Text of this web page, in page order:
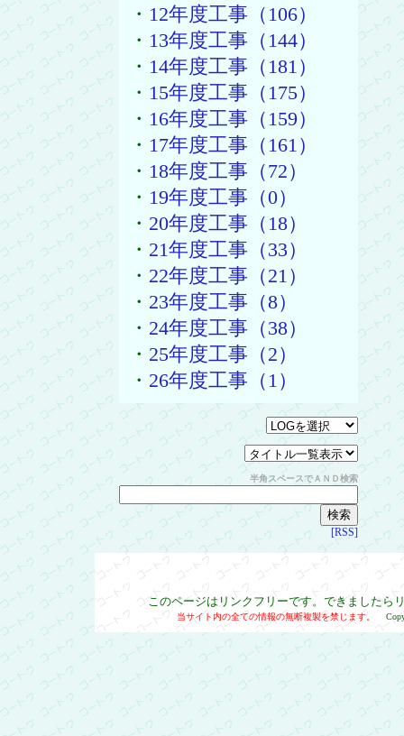
・ 12年度工事（106）
・ 13年度工事（144）
・ 14年度工事（181）
・ 15年度工事（175）
・ 16年度工事（159）
・ 17年度工事（161）
・ 18年度工事（72）
・ 19年度工事（0）
・ 20年度工事（18）
・ 21年度工事（33）
・ 22年度工事（21）
・ 23年度工事（8）
・ 24年度工事（38）
・ 25年度工事（2）
・ 26年度工事（1）
半角スペースでＡＮＤ検索
[RSS]
このページはリンクフリーです。できましたら
当サイト内の全ての情報の無断複製を禁じます。